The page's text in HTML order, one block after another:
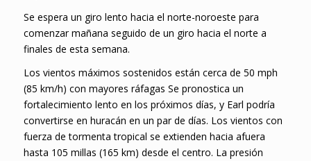
Se espera un giro lento hacia el norte-noroeste para
comenzar mañana seguido de un giro hacia el norte a
finales de esta semana.
Los vientos máximos sostenidos están cerca de 50 mph
(85 km/h) con mayores ráfagas Se pronostica un
fortalecimiento lento en los próximos días, y Earl podría
convertirse en huracán en un par de días. Los vientos con
fuerza de tormenta tropical se extienden hacia afuera
hasta 105 millas (165 km) desde el centro. La presión